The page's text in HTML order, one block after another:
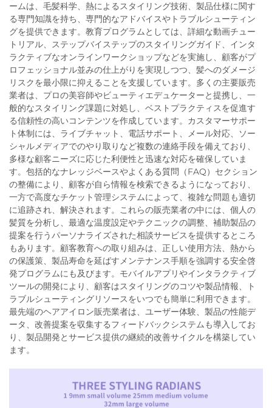
ームは、毛髪科学、熱によるスタイリング技術、製品仕様に関す
る専門知識を持ち、専門的なアドバイスやトラブルシューティン
グを提供できます。教育プログラムとしては、詳細な動画チュー
トリアル、ステップバイステップのスタイリングガイド、インタ
ラクティブなオンラインワークショップなどを実施し、顧客がプ
ロフェッショナル並みの仕上がりを実現しつつ、髪へのダメージ
リスクを最小限に抑えることを支援しています。多くの主要販売
業者は、プロの美容師やビューティエデュケーターと提携し、一
般的なスタイリング課題に対処し、ベストプラクティスを促進す
る信頼性の高いコンテンツを作成しています。カスタマーサポー
ト体制には、ライブチャット、電話サポート、メール対応、ソー
シャルメディアでのやり取りなど複数の連絡手段を備えており、
多様な顧客ニーズに応じた利便性と迅速な対応を確保していま
す。包括的なナレッジベースやよくある質問（FAQ）セクション
の整備により、顧客が自ら情報を検索できるようになっており、
一方で高度なチケット管理システムによって、複雑な問題も適切
に追跡され、解決されます。これらの販売業者の中には、個人の
髪質を分析し、最適な温度設定やテクニックの調整、補助製品の
提案を行うパーソナライズされた相談サービスを提供するところ
もあります。顧客教育への取り組みは、正しい使用方法、熱から
の保護策、製品寿命を延ばすメンテナンス手順を強調する安全啓
発プログラムにも及びます。モバイルアプリやインタラクティブ
ツールの開発により、顧客はスタイリングのコツや製品情報、ト
ラブルシューティングリソースをいつでも簡単に利用できます。
最先端のヘアアイロン販売業者は、ユーザー体験、製品の性能デ
ータ、改善提案を収集するフィードバックシステムも導入してお
り、製品開発とサービス提供の継続的改善サイクルを構築してい
ます。